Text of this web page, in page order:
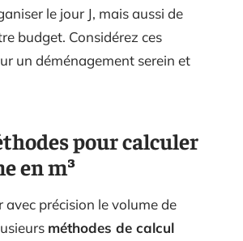
le jour J, mais aussi de
budget. Considérez ces
un déménagement serein et
pour calculer
en m³
avec précision le volume de
méthodes de calcul